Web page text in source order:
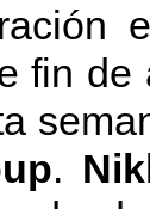
fin de
.